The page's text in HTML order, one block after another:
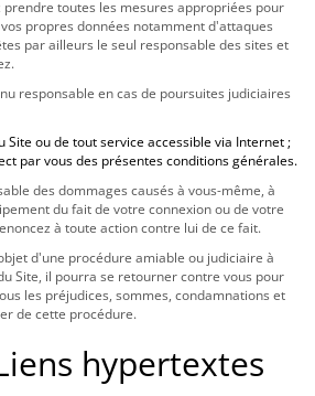
prendre toutes les mesures appropriées pour
propres données notamment d'attaques
par ailleurs le seul responsable des sites et
responsable en cas de poursuites judiciaires
Site ou de tout service accessible via Internet ;
par vous des présentes conditions générales.
des dommages causés à vous-même, à
du fait de votre connexion ou de votre
à toute action contre lui de ce fait.
d'une procédure amiable ou judiciaire à
Site, il pourra se retourner contre vous pour
les préjudices, sommes, condamnations et
de cette procédure.
hypertextes